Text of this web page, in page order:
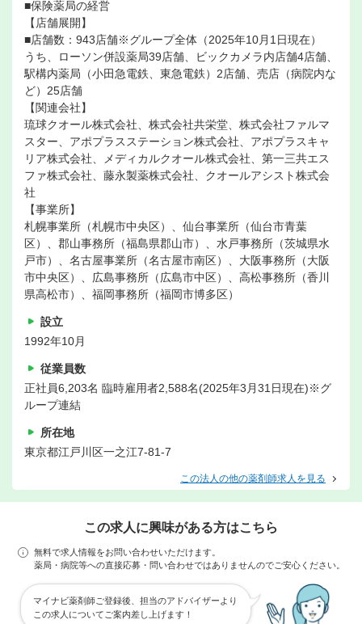
■保険薬局の経営
【店舗展開】
■店舗数：943店舗※グループ全体（2025年10月1日現在）
うち、ローソン併設薬局39店舗、ビックカメラ内店舗4店舗、
駅構内薬局（小田急電鉄、東急電鉄）2店舗、売店（病院内な
ど）25店舗
【関連会社】
琉球クオール株式会社、株式会社共栄堂、株式会社ファルマ
スター、アポプラスステーション株式会社、アポプラスキャ
リア株式会社、メディカルクオール株式会社、第一三共エス
ファ株式会社、藤永製薬株式会社、クオールアシスト株式会
社
【事業所】
札幌事業所（札幌市中央区）、仙台事業所（仙台市青葉
区）、郡山事務所（福島県郡山市）、水戸事務所（茨城県水
戸市）、名古屋事業所（名古屋市南区）、大阪事務所（大阪
市中央区）、広島事務所（広島市中区）、高松事務所（香川
県高松市）、福岡事務所（福岡市博多区）
設立
1992年10月
従業員数
正社員6,203名 臨時雇用者2,588名(2025年3月31日現在)※グ
ループ連結
所在地
東京都江戸川区一之江7-81-7
この法人の他の薬剤師求人を見る
この求人に興味がある方はこちら
無料で求人情報をお問い合わせいただけます。
薬局・病院等への直接応募・問い合わせではありませんのでご安心ください。
マイナビ薬剤師ご登録後、担当のアドバイザーより
この求人についてご案内差し上げます！